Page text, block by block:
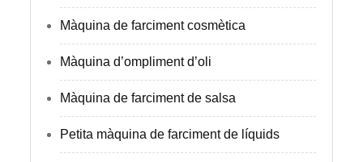
Màquina de farciment cosmètica
Màquina d’ompliment d’oli
Màquina de farciment de salsa
Petita màquina de farciment de líquids